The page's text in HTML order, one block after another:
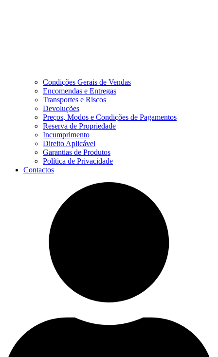
Condições Gerais de Vendas
Encomendas e Entregas
Transportes e Riscos
Devoluções
Preços, Modos e Condições de Pagamentos
Reserva de Propriedade
Incumprimento
Direito Aplicável
Garantias de Produtos
Política de Privacidade
Contactos